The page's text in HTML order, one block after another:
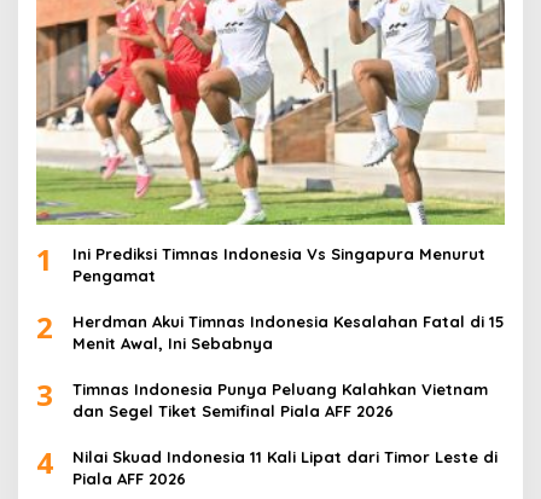
1
Ini Prediksi Timnas Indonesia Vs Singapura Menurut
Pengamat
2
Herdman Akui Timnas Indonesia Kesalahan Fatal di 15
Menit Awal, Ini Sebabnya
3
Timnas Indonesia Punya Peluang Kalahkan Vietnam
dan Segel Tiket Semifinal Piala AFF 2026
4
Nilai Skuad Indonesia 11 Kali Lipat dari Timor Leste di
Piala AFF 2026